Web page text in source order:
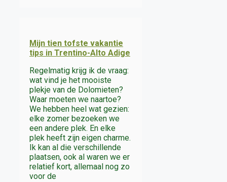
Mijn tien tofste vakantie
tips in Trentino-Alto Adige
Regelmatig krijg ik de vraag:
wat vind je het mooiste
plekje van de Dolomieten?
Waar moeten we naartoe?
We hebben heel wat gezien:
elke zomer bezoeken we
een andere plek. En elke
plek heeft zijn eigen charme.
Ik kan al die verschillende
plaatsen, ook al waren we er
relatief kort, allemaal nog zo
voor de